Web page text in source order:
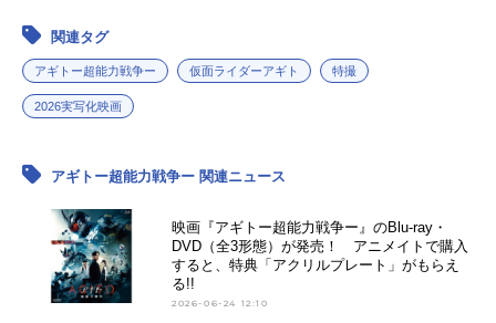
関連タグ
アギトー超能力戦争ー 仮面ライダーアギト 特撮
2026実写化映画
アギトー超能力戦争ー 関連ニュース
映画『アギトー超能力戦争ー』のBlu-ray・
DVD（全3形態）が発売！ アニメイトで購入
すると、特典「アクリルプレート」がもらえ
る!!
2026-06-24 12:10